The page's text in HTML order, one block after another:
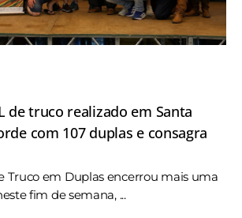
de truco realizado em Santa
com 107 duplas e consagra
Truco em Duplas encerrou mais uma
fim de semana, ...